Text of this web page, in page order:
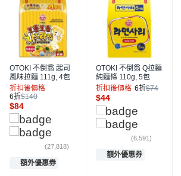
OTOKI 不倒翁 起司
風味拉麵 111g, 4包
折扣後價格
6折$140
$84
(27,818)
額外優惠券
OTOKI 不倒翁 Q拉麵
純麵條 110g, 5包
折扣後價格 6折$74
$44
(6,591)
額外優惠券